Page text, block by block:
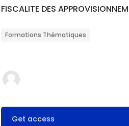
Catégorie de cours
Nom du cours
FISCALITE DES
Formations Thématiques
Get access